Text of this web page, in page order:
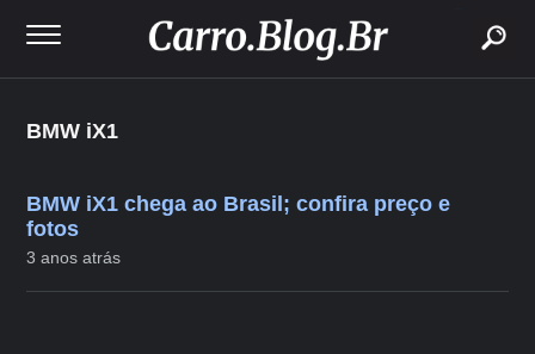
BMW iX1
BMW iX1 chega ao Brasil; confira preço e
fotos
3 anos atrás